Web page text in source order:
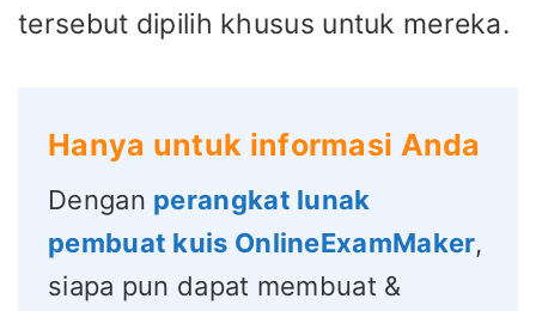
tersebut dipilih khusus untuk mereka.
Hanya untuk informasi Anda
Dengan perangkat lunak
pembuat kuis OnlineExamMaker,
siapa pun dapat membuat &